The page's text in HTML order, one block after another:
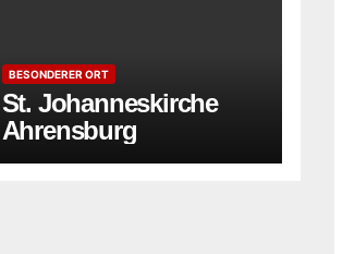
BESONDERER ORT
St. Johanneskirche
Ahrensburg